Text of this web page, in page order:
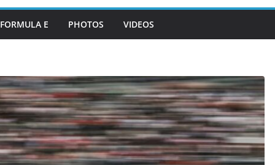
à l’E-Prix de Tokyo
spectaculaires
FORMULA E PHOTOS VIDEOS